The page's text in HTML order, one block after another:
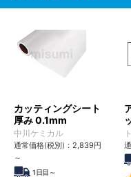
カッティングシート
厚み 0.1mm
中川ケミカル
通常価格(税別)： 2,839円
～
1日目～